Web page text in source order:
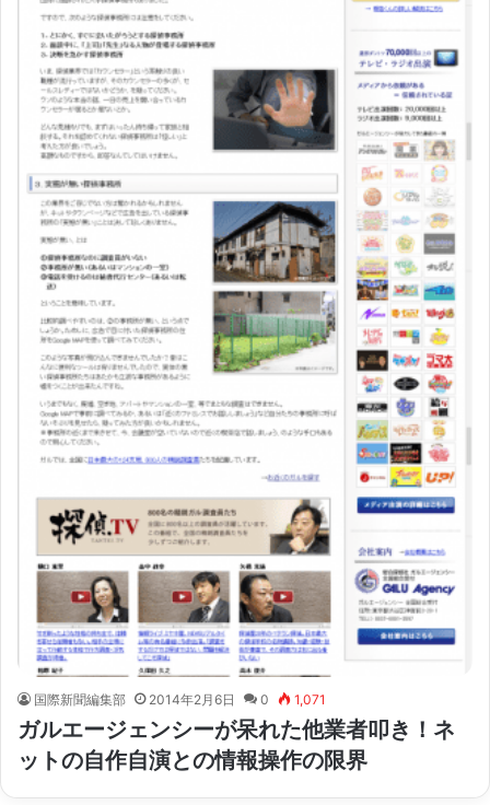
国際新聞編集部 2014年2月6日 0 1,071
ガルエージェンシーが呆れた他業者叩き！ネ
ットの自作自演との情報操作の限界